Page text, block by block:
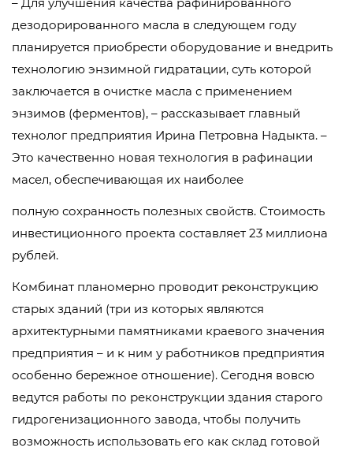
дезодорированного масла в следующем году
планируется приобрести оборудование и внедрить
технологию энзимной гидратации, суть которой
заключается в очистке масла с применением
энзимов (ферментов), – рассказывает главный
технолог предприятия Ирина Петровна Надыкта. –
Это качественно новая технология в рафинации
масел, обеспечивающая их наиболее
полную сохранность полезных свойств. Стоимость
инвестиционного проекта составляет 23 миллиона
рублей.
Комбинат планомерно проводит реконструкцию
старых зданий (три из которых являются
архитектурными памятниками краевого значения
предприятия – и к ним у работников предприятия
особенно бережное отношение). Сегодня вовсю
ведутся работы по реконструкции здания старого
гидрогенизационного завода, чтобы получить
возможность использовать его как склад готовой